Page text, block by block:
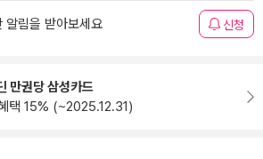
알림을 받아보세요 신청
만권당 삼성카드
택 15% (~2025.12.31)